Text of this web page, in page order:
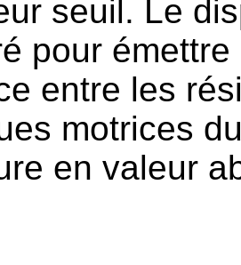
seuil. Le
pour
entre les
motrices
en valeur